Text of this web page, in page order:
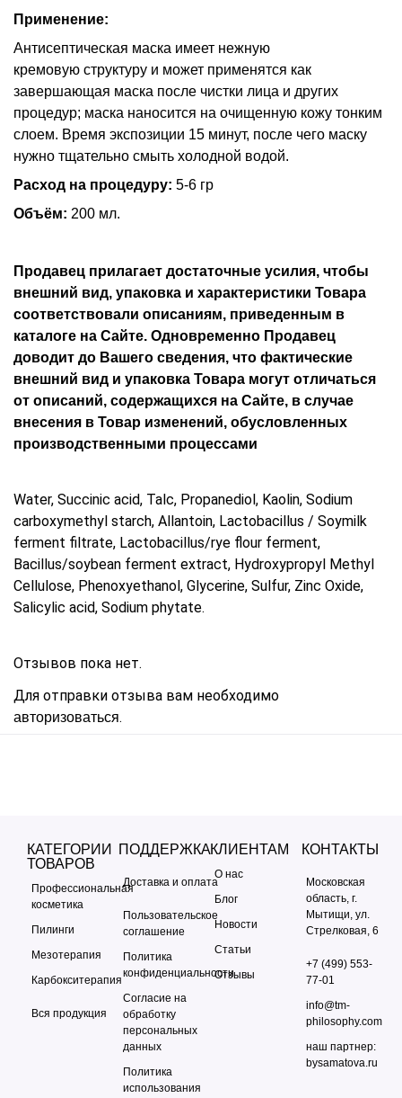
Применение:
Антисептическая маска имеет нежную
кремовую структуру и может применятся как
завершающая маска после чистки лица и других
процедур; маска наносится на очищенную кожу тонким
слоем. Время экспозиции 15 минут, после чего маску
нужно тщательно смыть холодной водой.
Расход на процедуру: 5-6 гр
Объём: 200 мл.
Продавец прилагает достаточные усилия, чтобы
внешний вид, упаковка и характеристики Товара
соответствовали описаниям, приведенным в
каталоге на Сайте. Одновременно Продавец
доводит до Вашего сведения, что фактические
внешний вид и упаковка Товара могут отличаться
от описаний, содержащихся на Сайте, в случае
внесения в Товар изменений, обусловленных
производственными процессами
Water, Succinic acid, Talc, Propanediol, Kaolin, Sodium
carboxymethyl starch, Allantoin, Lactobacillus / Soymilk
ferment filtrate, Lactobacillus/rye flour ferment,
Bacillus/soybean ferment extract, Hydroxypropyl Methyl
Cellulose, Phenoxyethanol, Glycerine, Sulfur, Zinc Oxide,
Salicylic acid, Sodium phytate.
Отзывов пока нет.
Для отправки отзыва вам необходимо
авторизоваться.
КАТЕГОРИИ
ТОВАРОВ
Профессиональная
косметика
Пилинги
Мезотерапия
Карбокситерапия
Вся продукция
ПОДДЕРЖКА
Доставка и оплата
Пользовательское
соглашение
Политика
конфиденциальности
Согласие на
обработку
персональных
данных
Политика
использования
КЛИЕНТАМ
О нас
Блог
Новости
Статьи
Отзывы
КОНТАКТЫ
Московская
область, г.
Мытищи, ул.
Стрелковая, 6
+7 (499) 553-
77-01
info@tm-
philosophy.com
наш партнер:
bysamatova.ru